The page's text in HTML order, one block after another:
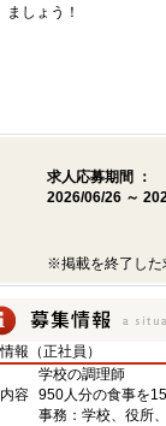
ましょう！
求人応募期間 ：
2026/06/26 ～
※掲載を終了した
報（正社員）
学校の調理師
容 950人分の食事を
事務：学校、役所